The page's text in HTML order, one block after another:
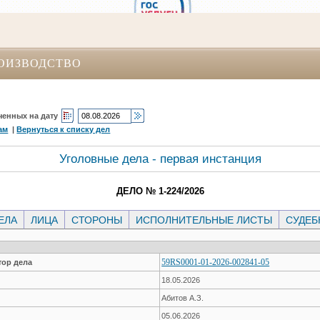
на дату
|Вернуться к списку дел
Уголовные дела - первая инстанция
ДЕЛО № 1-224/2026
ЛИЦА СТОРОНЫ ИСПОЛНИТЕЛЬНЫЕ ЛИСТЫ
дела 59RS0001-01-2026-002841-05
18.05.2026
Абитов А.З.
05.06.2026